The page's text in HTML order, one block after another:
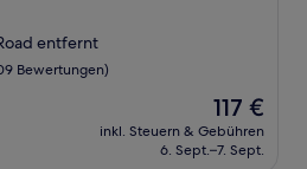
entfernt
Bewertungen)
Der
Preis
beträgt
117 €
inkl. Steuern & Gebühren
6. Sept.–7. Sept.